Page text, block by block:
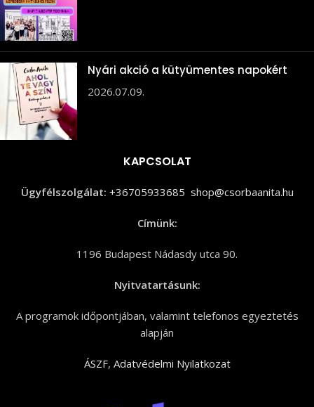
Nyári akció a kütyümentes napokért
2026.07.09.
KAPCSOLAT
Ügyfélszolgálat: +36705933685 shop@csorbaanita.hu
Címünk:
1196 Budapest Nádasdy utca 90.
Nyitvatartásunk:
A programok időpontjában, valamint telefonos egyeztetés
alapján
ÁSZF, Adatvédelmi Nyilatkozat